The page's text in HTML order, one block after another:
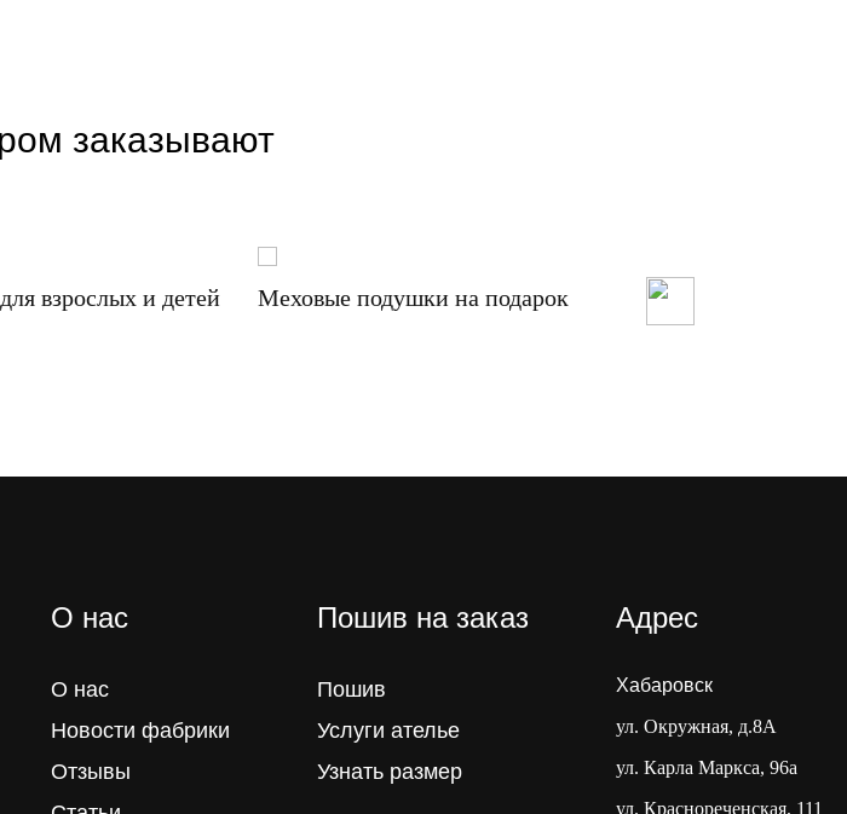
заказывают
взрослых и детей Меховые подушки на подарок
О нас
О нас
Новости фабрики
Отзывы
Пошив на заказ
Пошив
Услуги ателье
Узнать размер
Адрес
Хабаровск
ул. Окружная, д.8А
ул. Карла Маркса, 96а
ул. Краснореченская, 111